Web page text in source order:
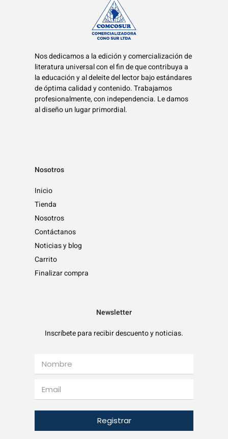
Nos dedicamos a la edición y comercialización de
literatura universal con el fin de que contribuya a
la educación y al deleite del lector bajo estándares
de óptima calidad y contenido. Trabajamos
profesionalmente, con independencia. Le damos
al diseño un lugar primordial.
Nosotros
Inicio
Tienda
Nosotros
Contáctanos
Noticias y blog
Carrito
Finalizar compra
Newsletter
Inscríbete para recibir descuento y noticias.
Registrar